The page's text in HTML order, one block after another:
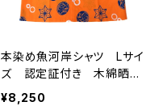
本染め魚河岸シャツ Lサイ
ズ 認定証付き 木綿晒
涼麻柄 オレンジ 日本
¥8,250